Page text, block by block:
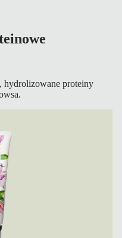
hydrolizowane proteiny